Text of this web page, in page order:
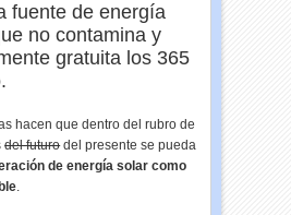
fuente de energía
no contamina y
gratuita los 365
hacen que dentro del rubro de
del futurodel presente se pueda
de energía solar como
.